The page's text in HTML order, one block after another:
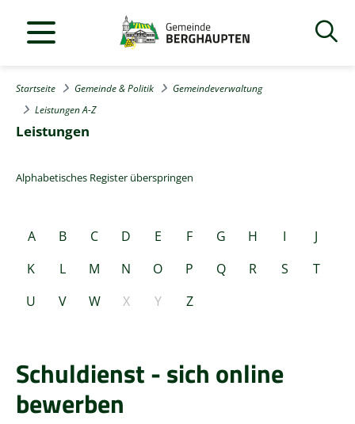
Startseite Gemeinde & Politik
Gemeindeverwaltung
Leistungen A-Z
Leistungen
Alphabetisches Register überspringen
A B C D E F G H I
J
K
L M N O P Q R S
T
U
V W X Y Z
Schuldienst - sich online
bewerben